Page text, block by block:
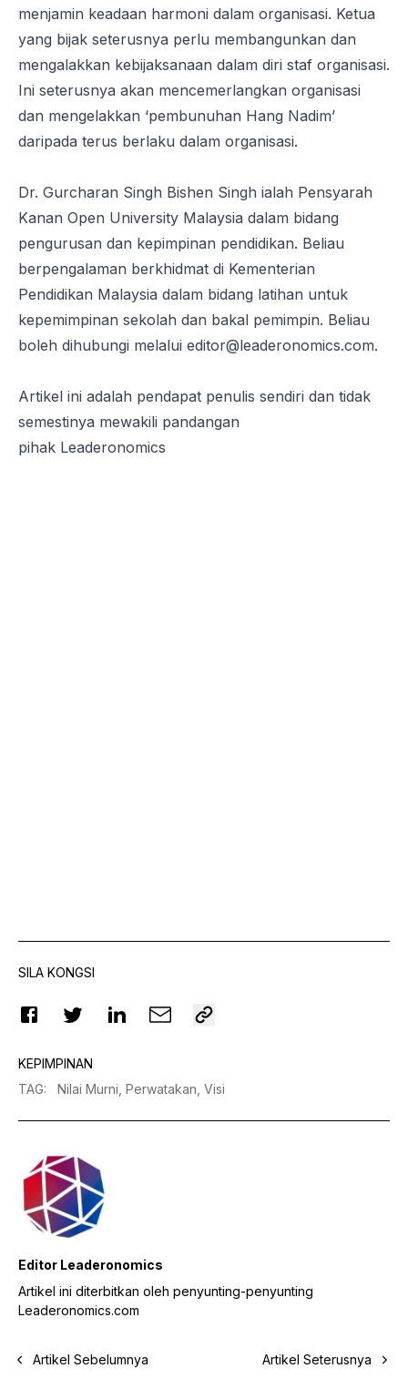
menjamin keadaan harmoni dalam organisasi. Ketua
yang bijak seterusnya perlu membangunkan dan
mengalakkan kebijaksanaan dalam diri staf organisasi.
Ini seterusnya akan mencemerlangkan organisasi
dan mengelakkan ‘pembunuhan Hang Nadim’
daripada terus berlaku dalam organisasi.
Dr. Gurcharan Singh Bishen Singh ialah Pensyarah
Kanan Open University Malaysia dalam bidang
pengurusan dan kepimpinan pendidikan. Beliau
berpengalaman berkhidmat di Kementerian
Pendidikan Malaysia dalam bidang latihan untuk
kepemimpinan sekolah dan bakal pemimpin. Beliau
boleh dihubungi melalui editor@leaderonomics.com.
Artikel ini adalah pendapat penulis sendiri dan tidak
semestinya mewakili pandangan
pihak Leaderonomics
SILA KONGSI
KEPIMPINAN
TAG: Nilai Murni, Perwatakan, Visi
Editor Leaderonomics
Artikel ini diterbitkan oleh penyunting-penyunting
Leaderonomics.com
Artikel Sebelumnya Artikel Seterusnya